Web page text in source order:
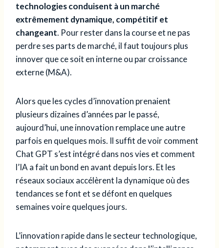
technologies conduisent à un marché
extrêmement dynamique, compétitif et
changeant. Pour rester dans la course et ne pas
perdre ses parts de marché, il faut toujours plus
innover que ce soit en interne ou par croissance
externe (M&A).
Alors que les cycles d’innovation prenaient
plusieurs dizaines d’années par le passé,
aujourd’hui, une innovation remplace une autre
parfois en quelques mois. Il suffit de voir comment
Chat GPT s’est intégré dans nos vies et comment
l’IA a fait un bond en avant depuis lors. Et les
réseaux sociaux accélèrent la dynamique où des
tendances se font et se défont en quelques
semaines voire quelques jours.
L’innovation rapide dans le secteur technologique,